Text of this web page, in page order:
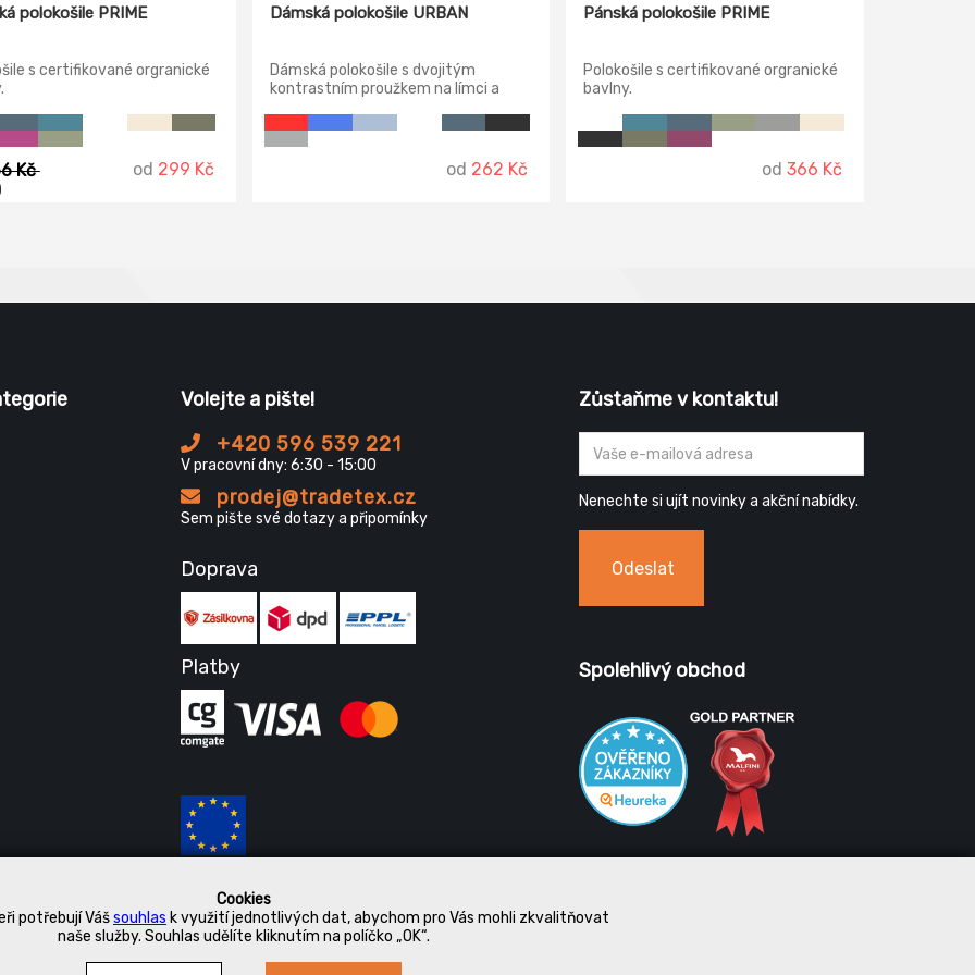
Cookies
potřebují Vášsouhlas k využití jednotlivých dat, abychom pro Vás mohli zkvalitňovat
naše služby. Souhlas udělíte kliknutím na políčko „OK“.
polokošile PRIME
s certifikované orgranické
Kč od 299 Kč
Dámská polokošile URBAN
Dámská polokošile s dvojitým
kontrastním proužkem na límci a
bočními švy, zpevněný ramenní šev.
od 262 Kč
Pánská polokošile PRIME
Polokošile s certifikované orgranické
bavlny.
od 366 Kč
Volejte a pište!
+420 596 539 221
V pracovní dny: 6:30 - 15:00
prodej@tradetex.cz
Sem pište své dotazy a připomínky
Doprava
Platby
Zůstaňme v kontaktu!
Nenechte si ujít novinky a akční nabídky.
Odeslat
Spolehlivý obchod